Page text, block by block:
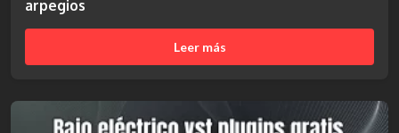
arpegios
Leer más